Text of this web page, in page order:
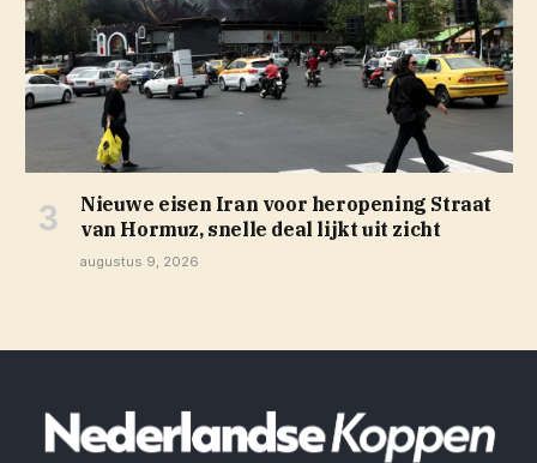
Nieuwe eisen Iran voor heropening Straat
van Hormuz, snelle deal lijkt uit zicht
augustus 9, 2026